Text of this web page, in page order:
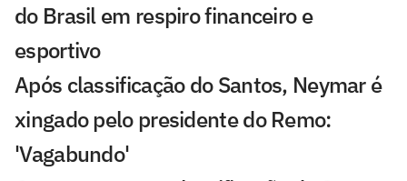
do Brasil em respiro financeiro e
esportivo
Após classificação do Santos, Neymar é
xingado pelo presidente do Remo:
'Vagabundo'